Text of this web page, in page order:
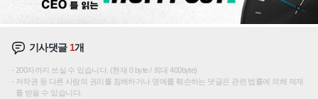
기사댓글1개
200자까지 쓰실 수 있습니다. (현재 0 byte / 최대 400byte)
저작권 등 다른 사람의 권리를 침해하거나 명예를 훼손하는 댓글은 관련 법률에 의해 제재
를 받을 수 있습니다.